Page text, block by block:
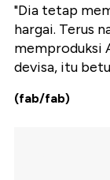
"Dia tetap
hargai. Terus
memproduksi
devisa, itu
(fab/fab)